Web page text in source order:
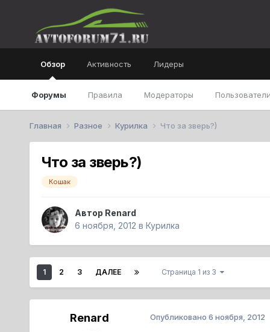
Обзор
Форумы Правила Модераторы
Активность Лидеры
Главная Разное Курилка Что за зверь?)
Что за зверь?)
Кошак
Автор Renard
6 ноября, 2012 в Курилка
1 2 3 ДАЛЕЕ Страница 1 из 3
Renard Опубликовано 6 ноября, 2012